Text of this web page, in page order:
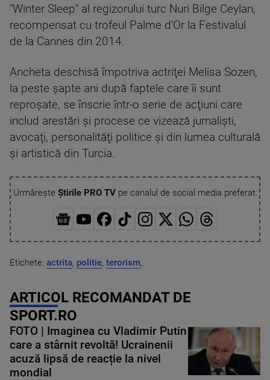
"Winter Sleep" al regizorului turc Nuri Bilge Ceylan,
recompensat cu trofeul Palme d'Or la Festivalul
de la Cannes din 2014.
Ancheta deschisă împotriva actriţei Melisa Sozen,
la peste şapte ani după faptele care îi sunt
reproşate, se înscrie într-o serie de acţiuni care
includ arestări şi procese ce vizează jurnalişti,
avocaţi, personalităţi politice şi din lumea culturală
şi artistică din Turcia.
Urmărește Știrile PRO TVpe canalul de social media preferat:
Etichete: actrita, politie, terorism,
ARTICOL RECOMANDAT DE
SPORT.RO
FOTO | Imaginea cu Vladimir Putin
care a stârnit revoltă! Ucrainenii
acuză lipsă de reacție la nivel
mondial